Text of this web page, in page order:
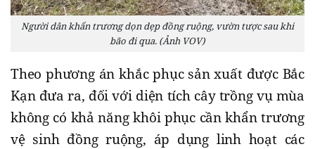
Người dân khẩn trương dọn dẹp đồng ruộng, vườn tược sau khi
bão đi qua. (Ảnh VOV)
Theo phương án khắc phục sản xuất được Bắc
Kạn đưa ra, đối với diện tích cây trồng vụ mùa
không có khả năng khôi phục cần khẩn trương
vệ sinh đồng ruộng, áp dụng linh hoạt các